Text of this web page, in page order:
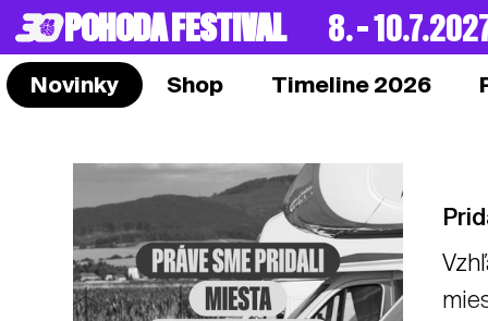
POHODA FESTIVAL 8. –
Novinky Shop Timeline 2026